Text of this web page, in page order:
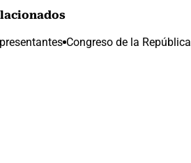
Congreso de la República